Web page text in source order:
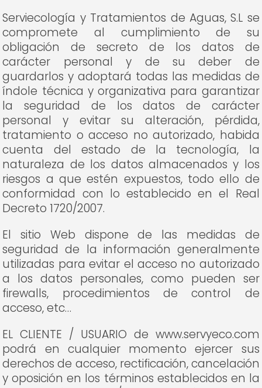
Serviecología y Tratamientos de Aguas, S.L se
compromete al cumplimiento de su
obligación de secreto de los datos de
carácter personal y de su deber de
guardarlos y adoptará todas las medidas de
índole técnica y organizativa para garantizar
la seguridad de los datos de carácter
personal y evitar su alteración, pérdida,
tratamiento o acceso no autorizado, habida
cuenta del estado de la tecnología, la
naturaleza de los datos almacenados y los
riesgos a que estén expuestos, todo ello de
conformidad con lo establecido en el Real
Decreto 1720/2007.
El sitio Web dispone de las medidas de
seguridad de la información generalmente
utilizadas para evitar el acceso no autorizado
a los datos personales, como pueden ser
firewalls, procedimientos de control de
acceso, etc…
EL CLIENTE / USUARIO de www.servyeco.com
podrá en cualquier momento ejercer sus
derechos de acceso, rectificación, cancelación
y oposición en los términos establecidos en la